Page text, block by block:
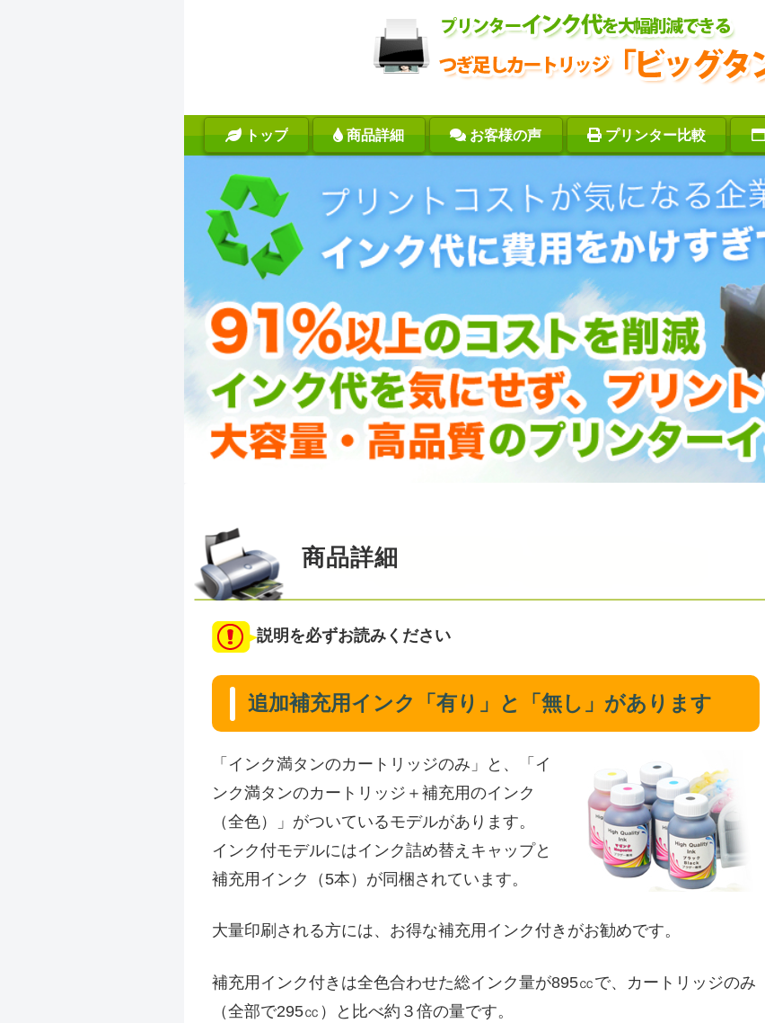
トップ 商品詳細 お客様の声 プリンター比較
商品詳細
説明を必ずお読みください
追加補充用インク「有り」と「無し」があります
「インク満タンのカートリッジのみ」と、「イ
ンク満タンのカートリッジ＋補充用のインク
（全色）」がついているモデルがあります。
インク付モデルにはインク詰め替えキャップと
補充用インク（5本）が同梱されています。
大量印刷される方には、お得な補充用インク付きがお勧めです。
補充用インク付きは全色合わせた総インク量が895㏄で、カートリッジのみ
（全部で295㏄）と比べ約３倍の量です。